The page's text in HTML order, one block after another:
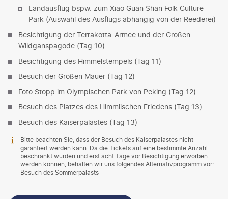
Landausflug bspw. zum Xiao Guan Shan Folk Culture
Park (Auswahl des Ausflugs abhängig von der Reederei)
Besichtigung der Terrakotta-Armee und der Großen
Wildganspagode (Tag 10)
Besichtigung des Himmelstempels (Tag 11)
Besuch der Großen Mauer (Tag 12)
Foto Stopp im Olympischen Park von Peking (Tag 12)
Besuch des Platzes des Himmlischen Friedens (Tag 13)
Besuch des Kaiserpalastes (Tag 13)
Bitte beachten Sie, dass der Besuch des Kaiserpalastes nicht
garantiert werden kann. Da die Tickets auf eine bestimmte Anzahl
beschränkt wurden und erst acht Tage vor Besichtigung erworben
werden können, behalten wir uns folgendes Alternativprogramm vor:
Besuch des Sommerpalasts